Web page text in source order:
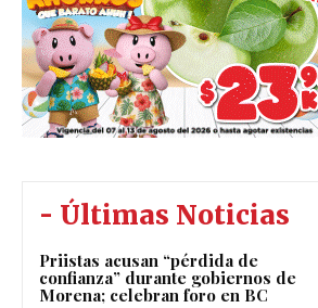
- Últimas Noticias
Priistas acusan “pérdida de
confianza” durante gobiernos de
Morena; celebran foro en BC